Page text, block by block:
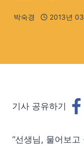
박숙경 2013년
기사 공유하기
“선생님, 물어보고